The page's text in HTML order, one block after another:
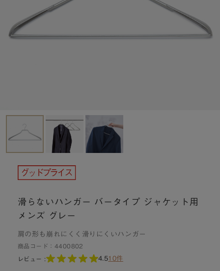
滑らないハンガー バータイプ ジャケット用
メンズ グレー
肩の形も崩れにくく滑りにくいハンガー
商品コード： 4400802
レビュー : 4.510件